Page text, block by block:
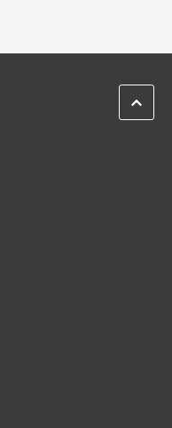
kartě
nové kartě
ZPĚT